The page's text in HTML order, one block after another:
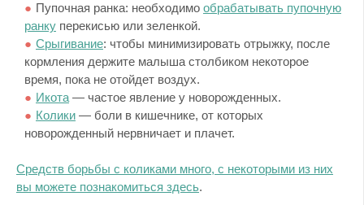
Пупочная ранка: необходимо обрабатывать пупочную
ранку перекисью или зеленкой.
Срыгивание: чтобы минимизировать отрыжку, после
кормления держите малыша столбиком некоторое
время, пока не отойдет воздух.
Икота — частое явление у новорожденных.
Колики — боли в кишечнике, от которых
новорожденный нервничает и плачет.
Средств борьбы с коликами много, с некоторыми из них
вы можете познакомиться здесь.